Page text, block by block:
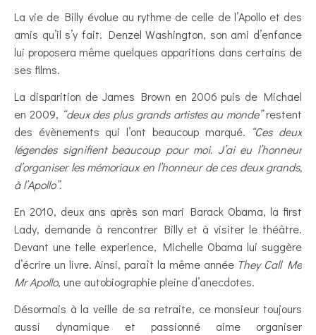
La vie de Billy évolue au rythme de celle de l’Apollo et des
amis qu’il s’y fait. Denzel Washington, son ami d’enfance
lui proposera même quelques apparitions dans certains de
ses films.
La disparition de James Brown en 2006 puis de Michael
en 2009, “deux des plus grands artistes au monde”restent
des évènements qui l’ont beaucoup marqué. “Ces deux
légendes signifient beaucoup pour moi. J’ai eu l’honneur
d’organiser les mémoriaux en l’honneur de ces deux grands,
à l’Apollo”.
En 2010, deux ans après son mari Barack Obama, la first
Lady, demande à rencontrer Billy et à visiter le théâtre.
Devant une telle experience, Michelle Obama lui suggère
d’écrire un livre. Ainsi, paraît la même année They Call Me
Mr Apollo, une autobiographie pleine d’anecdotes.
Désormais à la veille de sa retraite, ce monsieur toujours
aussi dynamique et passionné aime organiser